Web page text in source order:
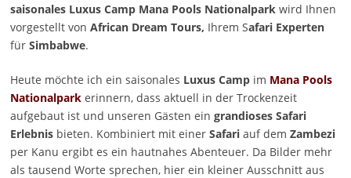
saisonales Luxus Camp Mana Pools Nationalparkwird Ihnen
vorgestellt von African Dream Tours, Ihrem Safari Experten
für Simbabwe.
Heute möchte ich ein saisonales Luxus Campim Mana Pools
Nationalparkerinnern, dass aktuell in der Trockenzeit
aufgebaut ist und unseren Gästen ein grandioses Safari
Erlebnisbieten. Kombiniert mit einer Safariauf dem Zambezi
per Kanu ergibt es ein hautnahes Abenteuer. Da Bilder mehr
als tausend Worte sprechen, hier ein kleiner Ausschnitt aus